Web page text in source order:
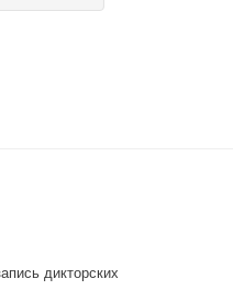
дикторских